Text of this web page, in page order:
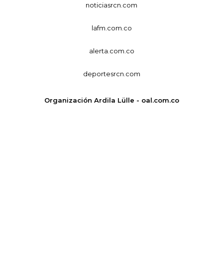
noticiasrcn.com
lafm.com.co
alerta.com.co
deportesrcn.com
Organización Ardila Lülle - oal.com.co